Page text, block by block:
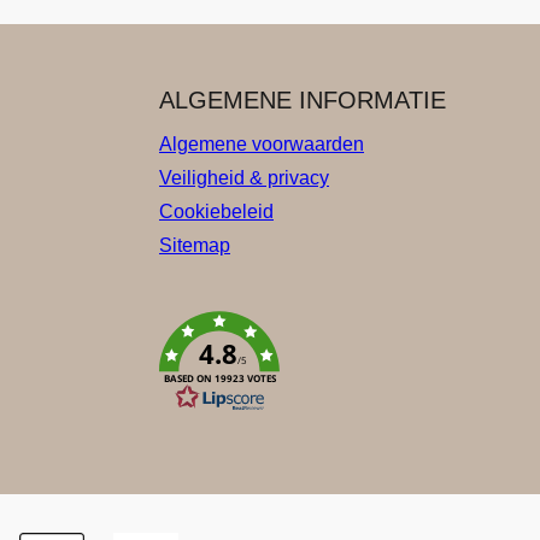
ALGEMENE INFORMATIE
Algemene voorwaarden
Veiligheid & privacy
Cookiebeleid
Sitemap
4.8/5
BASED ON 19923 VOTES